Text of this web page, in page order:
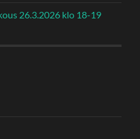
26.3.2026 klo 18-19